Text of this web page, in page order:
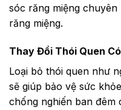
sóc răng miệng
răng miệng.
Thay Đổi Thói Quen
Loại bỏ thói quen như
sẽ giúp bảo vệ sức
chống nghiến ban đêm